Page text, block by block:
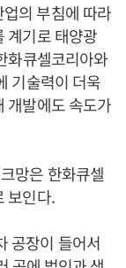
의 부침에 따라
계기로 태양광
화큐셀코리아와
기술력이 더욱
개발에도 속도가
망은 한화큐셀
보인다.
공장이 들어서